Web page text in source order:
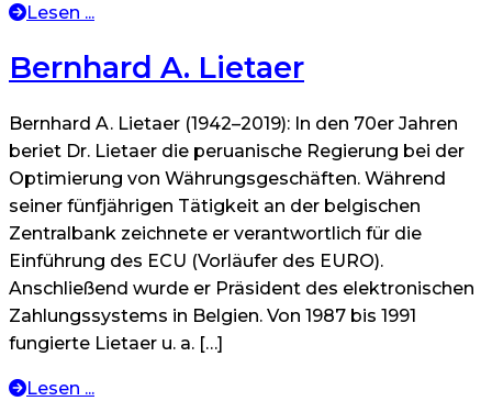
Lesen ...
Bernhard A. Lietaer
Bernhard A. Lietaer (1942–2019): In den 70er Jahren
beriet Dr. Lietaer die peruanische Regierung bei der
Optimierung von Währungsgeschäften. Während
seiner fünfjährigen Tätigkeit an der belgischen
Zentralbank zeichnete er verantwortlich für die
Einführung des ECU (Vorläufer des EURO).
Anschließend wurde er Präsident des elektronischen
Zahlungssystems in Belgien. Von 1987 bis 1991
fungierte Lietaer u. a. […]
Lesen ...